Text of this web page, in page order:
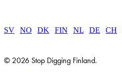
SV NO DK FIN NL DE CH
© 2026 Stop Digging Finland.